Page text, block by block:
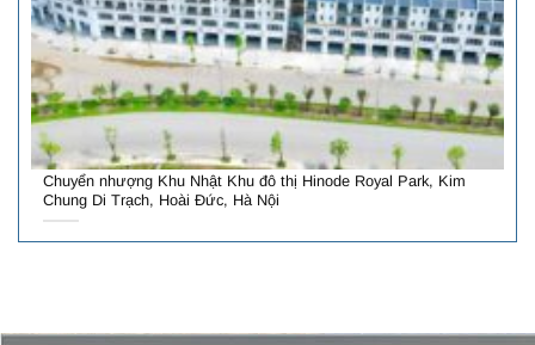
Chuyển nhượng Khu Nhật Khu đô thị Hinode Royal Park, Kim
Chung Di Trạch, Hoài Đức, Hà Nội